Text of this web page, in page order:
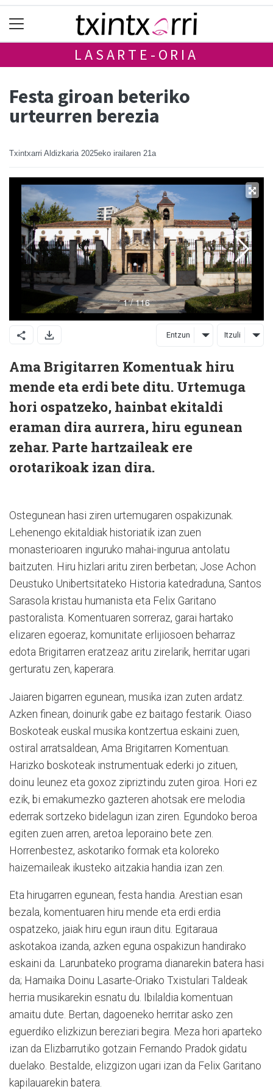
LASARTE-ORIA
Festa giroan beteriko
urteurren berezia
Txintxarri Aldizkaria 2025eko irailaren 21a
Entzun Itzuli
Ama Brigitarren Komentuak hiru
mende eta erdi bete ditu. Urtemuga
hori ospatzeko, hainbat ekitaldi
eraman dira aurrera, hiru egunean
zehar. Parte hartzaileak ere
orotarikoak izan dira.
Ostegunean hasi ziren urtemugaren ospakizunak.
Lehenengo ekitaldiak historiatik izan zuen
monasterioaren inguruko mahai-ingurua antolatu
baitzuten. Hiru hizlari aritu ziren berbetan; Jose Achon
Deustuko Unibertsitateko Historia katedraduna, Santos
Sarasola kristau humanista eta Felix Garitano
pastoralista. Komentuaren sorreraz, garai hartako
elizaren egoeraz, komunitate erlijiosoen beharraz
edota Brigitarren eratzeaz aritu zirelarik, herritar ugari
gerturatu zen, kaperara.
Jaiaren bigarren egunean, musika izan zuten ardatz.
Azken finean, doinurik gabe ez baitago festarik. Oiaso
Boskoteak euskal musika kontzertua eskaini zuen,
ostiral arratsaldean, Ama Brigitarren Komentuan.
Harizko boskoteak instrumentuak ederki jo zituen,
doinu leunez eta goxoz zipriztindu zuten giroa. Hori ez
ezik, bi emakumezko gazteren ahotsak ere melodia
ederrak sortzeko bidelagun izan ziren. Egundoko beroa
egiten zuen arren, aretoa leporaino bete zen.
Horrenbestez, askotariko formak eta koloreko
haizemaileak ikusteko aitzakia handia izan zen.
Eta hirugarren egunean, festa handia. Arestian esan
bezala, komentuaren hiru mende eta erdi erdia
ospatzeko, jaiak hiru egun iraun ditu. Egitaraua
askotakoa izanda, azken eguna ospakizun handirako
eskaini da. Larunbateko programa dianarekin batera hasi
da; Hamaika Doinu Lasarte-Oriako Txistulari Taldeak
herria musikarekin esnatu du. Ibilaldia komentuan
amaitu dute. Bertan, dagoeneko herritar asko zen
eguerdiko elizkizun bereziari begira. Meza hori aparteko
izan da Elizbarrutiko gotzain Fernando Pradok gidatu
duelako. Bestalde, elizgizon ugari izan da Felix Garitano
kapilauarekin batera.